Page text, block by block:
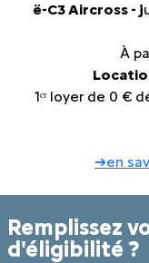
ë-C3 Aircross - j
À
1ᵉʳ loyer de 0 €
➔en
Remplissez
d'éligibilité ?